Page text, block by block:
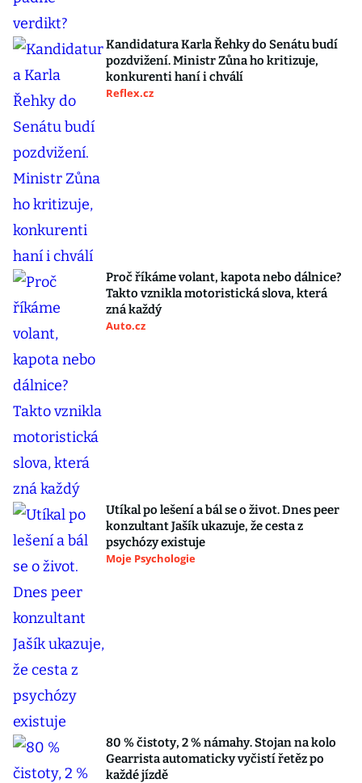
Kandidatura Karla Řehky do Senátu budí
pozdvižení. Ministr Zůna ho kritizuje,
konkurenti haní i chválí
Reflex.cz
Proč říkáme volant, kapota nebo dálnice?
Takto vznikla motoristická slova, která
zná každý
Auto.cz
Utíkal po lešení a bál se o život. Dnes peer
konzultant Jašík ukazuje, že cesta z
psychózy existuje
Moje Psychologie
80 % čistoty, 2 % námahy. Stojan na kolo
Gearrista automaticky vyčistí řetěz po
každé jízdě